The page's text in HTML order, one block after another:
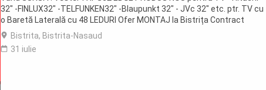
32" -FINLUX32" -TELFUNKEN32" -Blaupunkt 32" - JVc 32" etc. ptr. TV cu
o Baretă Laterală cu 48 LEDURI Ofer MONTAJ la Bistrița Contract
Bistrita, Bistrita-Nasaud
31 iulie